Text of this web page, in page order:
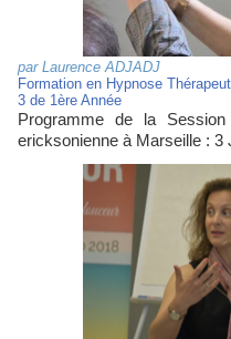
par Laurence ADJADJ
Formation en Hypnose
3 de 1ère Année
Programme de la
ericksonienne à Marseille : 3